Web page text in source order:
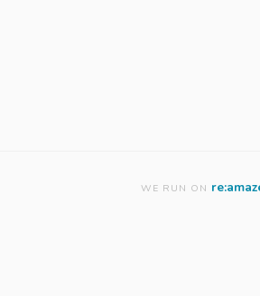
WE RUN ON